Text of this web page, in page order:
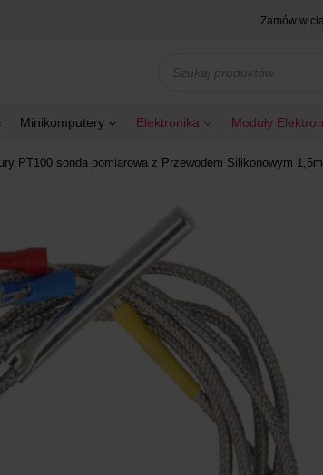
Zamów w
produktów
Minikomputery Elektronika Moduły
PT100 sonda pomiarowa z Przewodem Silikonowym 1,5m